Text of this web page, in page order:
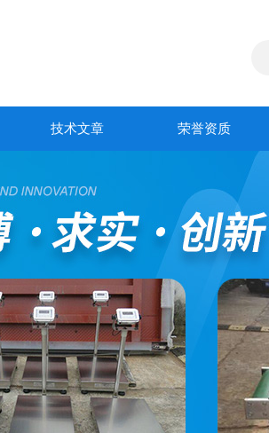
技术文章 荣誉资质